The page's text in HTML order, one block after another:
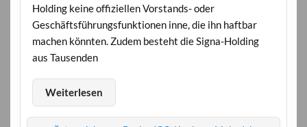
Holding keine offiziellen Vorstands- oder
Geschäftsführungsfunktionen inne, die ihn haftbar
machen könnten. Zudem besteht die Signa-Holding
aus Tausenden
Weiterlesen